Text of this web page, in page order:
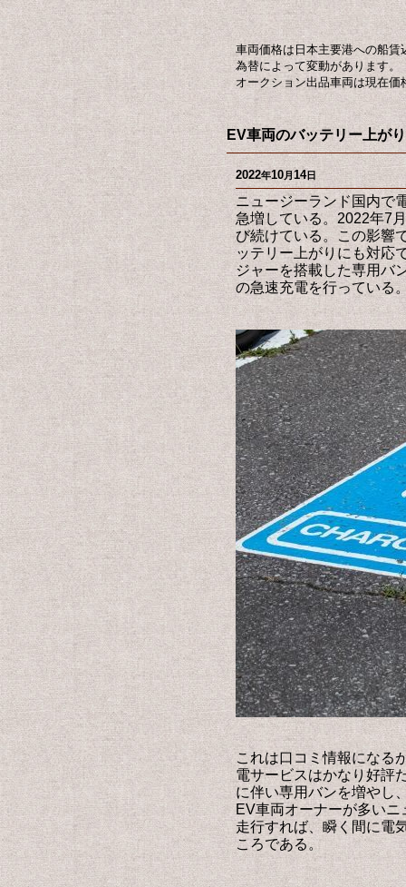
車両価格は日本主要港への船賃
為替によって変動があります。
オークション出品車両は現在価
EV車両のバッテリー上が
2022年10月14日
ニュージーランド国内で
急増している。2022年7
び続けている。この影響
ッテリー上がりにも対応
ジャーを搭載した専用バ
の急速充電を行っている
これは口コミ情報になる
電サービスはかなり好評
に伴い専用バンを増やし
EV車両オーナーが多い
走行すれば、瞬く間に電
ころである。